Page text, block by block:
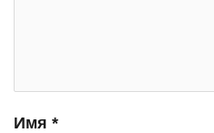
Имя *